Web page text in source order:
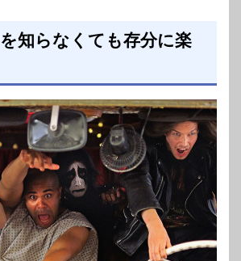
知らなくても存分に楽